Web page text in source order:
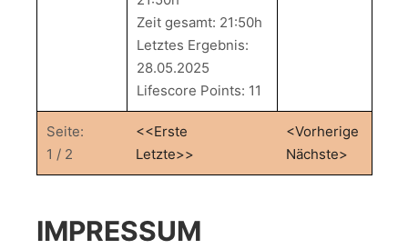
Zeit gesamt: 21:50h
Letztes Ergebnis:
28.05.2025
Lifescore Points: 11
Seite:
1 / 2
<<Erste
Letzte>>
<Vorherige
Nächste>
IMPRESSUM